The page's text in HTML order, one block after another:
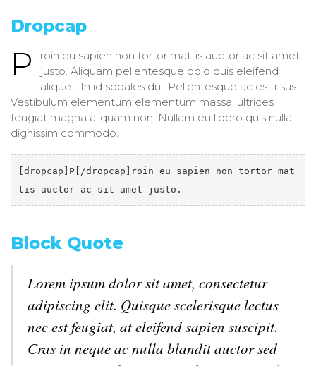
Dropcap
P
roin eu sapien non tortor mattis auctor ac sit amet
justo. Aliquam pellentesque odio quis eleifend
aliquet. In id sodales dui. Pellentesque ac est risus.
Vestibulum elementum elementum massa, ultrices
feugiat magna aliquam non. Nullam eu libero quis nulla
dignissim commodo.
[dropcap]P[/dropcap]roin eu sapien non tortor mat
tis auctor ac sit amet justo.
Block Quote
Lorem ipsum dolor sit amet, consectetur
adipiscing elit. Quisque scelerisque lectus
nec est feugiat, at eleifend sapien suscipit.
Cras in neque ac nulla blandit auctor sed